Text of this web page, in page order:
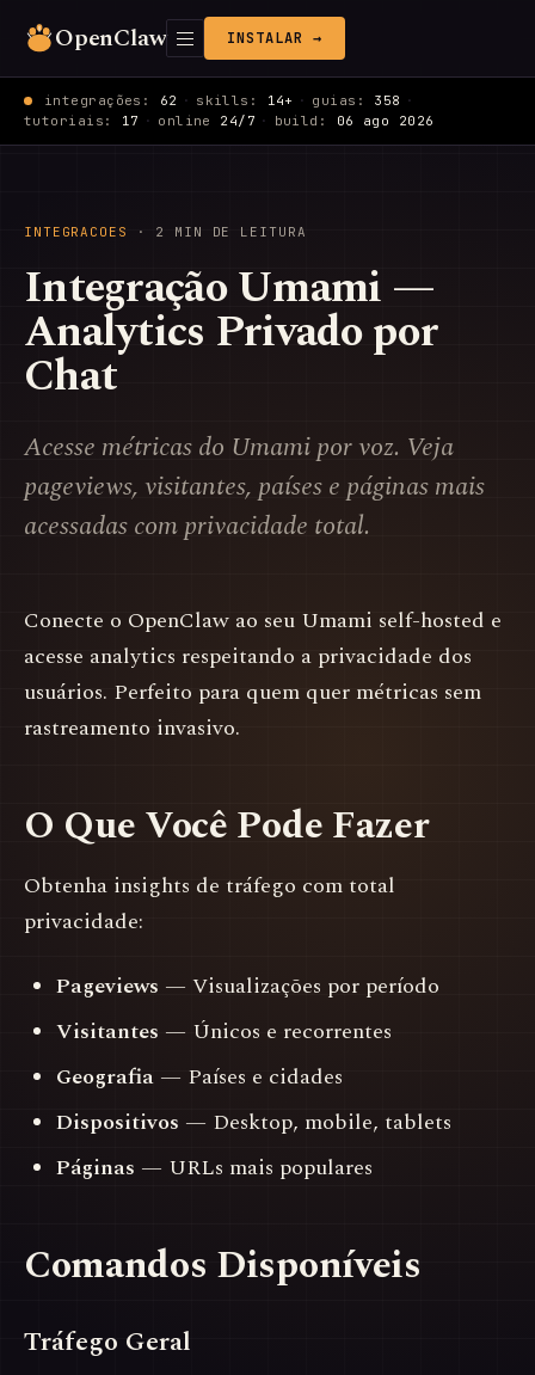
OpenClaw INSTALAR →
integrações: 62 · skills: 14+ · guias: 358 ·
tutoriais: 17 · online 24/7 · build: 06 ago 2026
INTEGRACOES · 2 MIN DE LEITURA
Integração Umami —
Analytics Privado por
Chat
Acesse métricas do Umami por voz. Veja
pageviews, visitantes, países e páginas mais
acessadas com privacidade total.
Conecte o OpenClaw ao seu Umami self-hosted e
acesse analytics respeitando a privacidade dos
usuários. Perfeito para quem quer métricas sem
rastreamento invasivo.
O Que Você Pode Fazer
Obtenha insights de tráfego com total
privacidade:
Pageviews — Visualizações por período
Visitantes — Únicos e recorrentes
Geografia — Países e cidades
Dispositivos — Desktop, mobile, tablets
Páginas — URLs mais populares
Comandos Disponíveis
Tráfego Geral